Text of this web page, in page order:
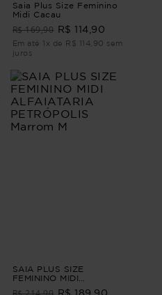
Saia Plus Size Feminino
Midi Cacau
R$ 169,90 R$ 114,90
Em até 1x de R$ 114,90 sem
juros
SAIA PLUS SIZE
FEMININO MIDI
ALFAIATARIA